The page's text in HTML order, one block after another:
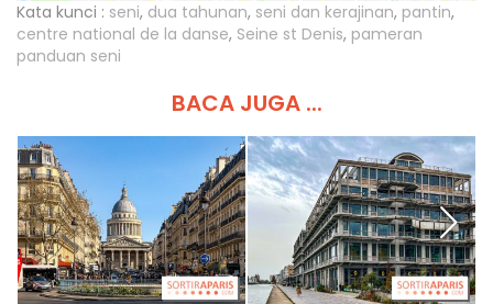
Kata kunci : seni, dua tahunan, seni dan kerajinan, pantin,
centre national de la danse, Seine st Denis, pameran
panduan seni
BACA JUGA ...